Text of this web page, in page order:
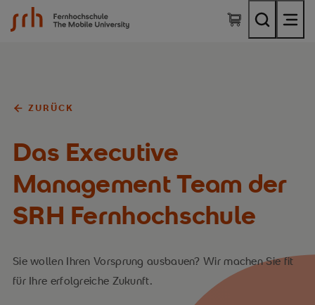
SRH Fernhochschule - The Mobile University
ZURÜCK
Das Executive
Management Team der
SRH Fernhochschule
Sie wollen Ihren Vorsprung ausbauen? Wir machen Sie fit
für Ihre erfolgreiche Zukunft.